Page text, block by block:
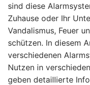
sind diese
Zuhause oder Ihr
Vandalismus, Feuer
schützen. In diesem
verschiedenen
Nutzen in
geben detaillierte